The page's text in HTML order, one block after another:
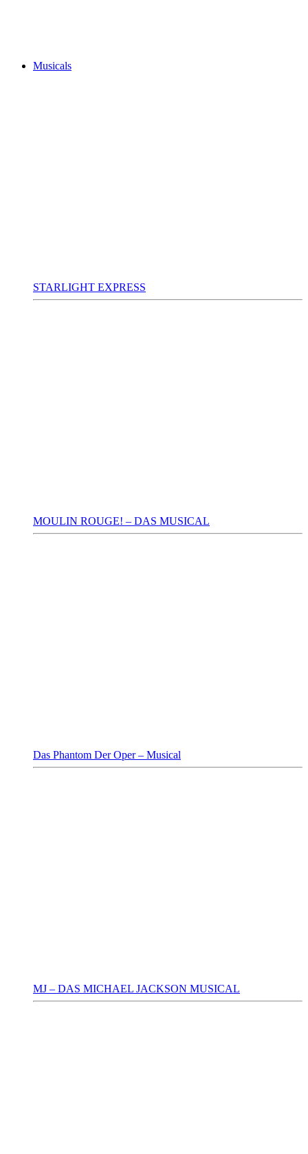
Musicals
STARLIGHT EXPRESS
MOULIN ROUGE! – DAS MUSICAL
Das Phantom Der Oper – Musical
MJ – DAS MICHAEL JACKSON MUSICAL